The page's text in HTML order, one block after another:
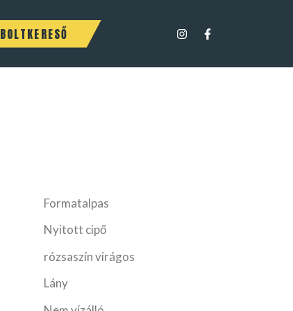
BOLTKERESŐ
Formatalpas
Nyitott cipő
rózsaszín virágos
Lány